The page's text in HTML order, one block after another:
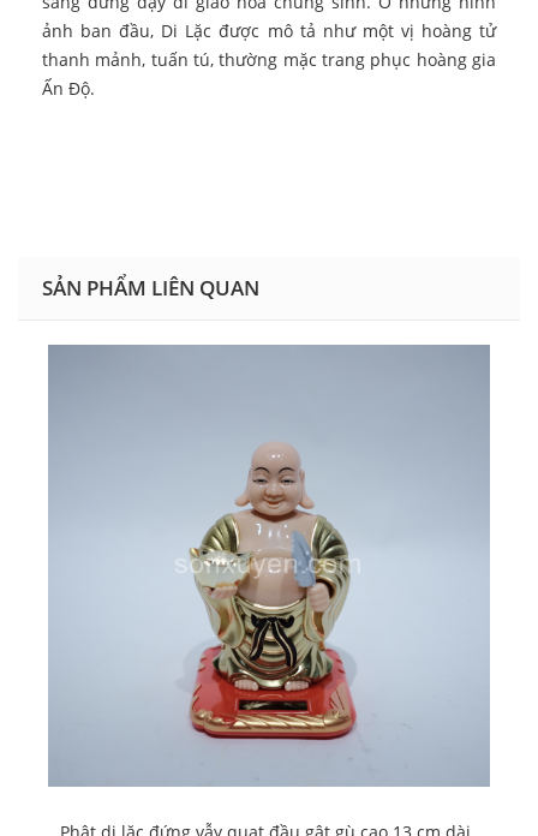
ảnh ban đầu, Di Lặc được mô tả như một vị hoàng tử
thanh mảnh, tuấn tú, thường mặc trang phục hoàng gia
Ấn Độ.
SẢN PHẨM LIÊN QUAN